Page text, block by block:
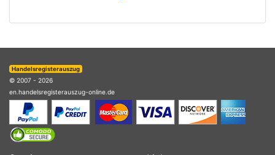
Handelsregisterauszug
© 2007 - 2026
en.handelsregisterauszug-online.de